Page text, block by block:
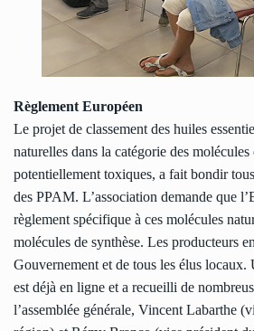
Règlement Européen
Le projet de classement des huiles
naturelles dans la catégorie des
potentiellement toxiques, a fait bondir
des PPAM. L’association demande que
règlement spécifique à ces molécules
molécules de synthèse. Les producteurs
Gouvernement et de tous les élus locaux.
est déjà en ligne et a recueilli de
l’assemblée générale, Vincent Labarthe